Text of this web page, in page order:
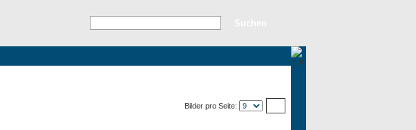
Bilder pro Seite: